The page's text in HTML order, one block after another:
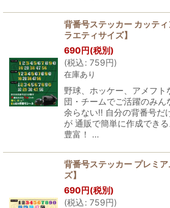
背番号ステッカー カッテ
ラエティサイズ】
690円(税別)
(税込: 759円)
在庫あり
野球、ホッケー、アメフ
団・チームでご活躍のみ
余らない!! 自分の背番号だ
が 通販で簡単に作成でき
豊富！ …
背番号ステッカー プレミ
ズ】
690円(税別)
(税込: 759円)